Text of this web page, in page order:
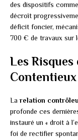
des dispositifs
décroît
déficit foncier,
700 € de travaux sur
Les
La relation
profonde ces
instauré un « droit à
foi de rectifier